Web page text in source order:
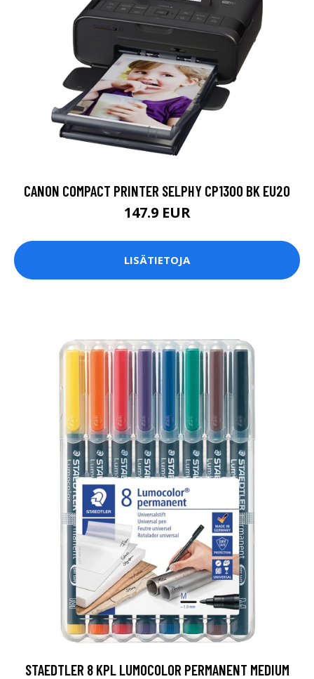
CANON COMPACT PRINTER SELPHY CP1300 BK EU20
147.9 EUR
LISÄTIETOJA
STAEDTLER 8 KPL LUMOCOLOR PERMANENT MEDIUM